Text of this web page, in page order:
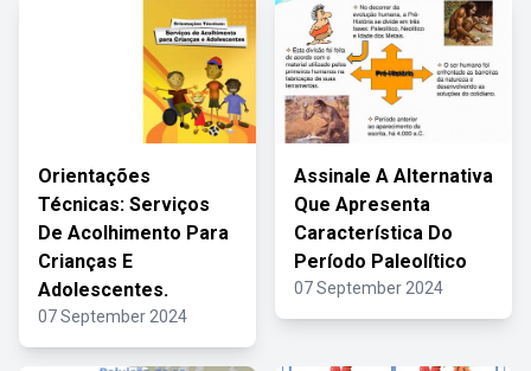
Orientações
Técnicas: Serviços
De Acolhimento Para
Crianças E
Adolescentes.
07 September 2024
Assinale A Alternativa
Que Apresenta
Característica Do
Período Paleolítico
07 September 2024